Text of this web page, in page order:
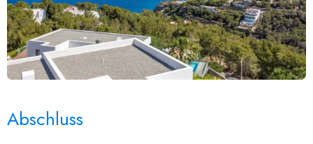
Abschluss